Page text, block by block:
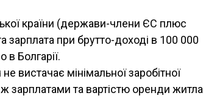
країни (держави-члени ЄС плюс
зарплата при брутто-доході в 100 000
в Болгарії.
вистачає мінімальної заробітної
зарплатами та вартістю оренди житла